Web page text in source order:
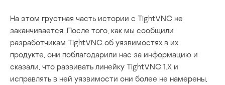
На этом грустная часть истории с TightVNC не
заканчивается. После того, как мы сообщили
разработчикам TightVNC об уязвимостях в их
продукте, они поблагодарили нас за информацию и
сказали, что развивать линейку TightVNC 1.X и
исправлять в ней уязвимости они более не намерены,